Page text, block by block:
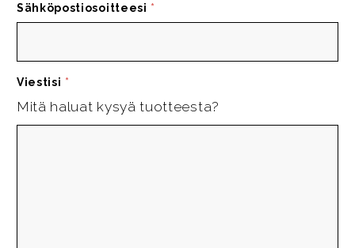
Sähköpostiosoitteesi *
Viestisi *
Mitä haluat kysyä tuotteesta?